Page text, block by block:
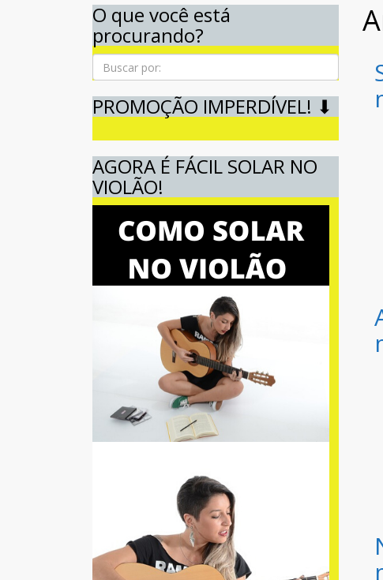
O que você está
procurando?
Pesquisa
PROMOÇÃO IMPERDÍVEL! ⬇
AGORA É FÁCIL SOLAR NO
VIOLÃO!